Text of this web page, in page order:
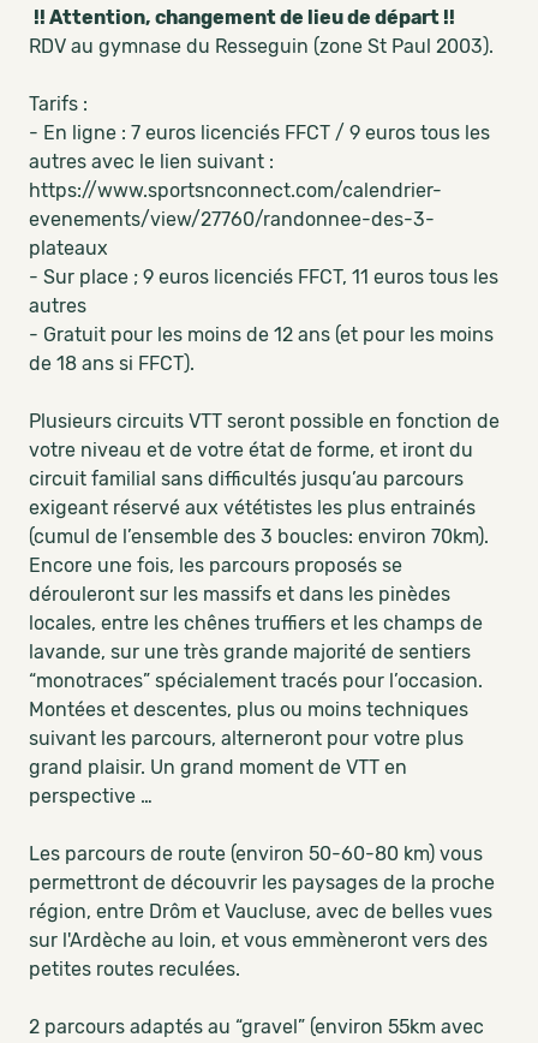
!! Attention, changement de lieu de départ !!
RDV au gymnase du Resseguin (zone St Paul 2003).
Tarifs :
- En ligne : 7 euros licenciés FFCT / 9 euros tous les
autres avec le lien suivant :
https://www.sportsnconnect.com/calendrier-
evenements/view/27760/randonnee-des-3-
plateaux
- Sur place ; 9 euros licenciés FFCT, 11 euros tous les
autres
- Gratuit pour les moins de 12 ans (et pour les moins
de 18 ans si FFCT).
Plusieurs circuits VTT seront possible en fonction de
votre niveau et de votre état de forme, et iront du
circuit familial sans difficultés jusqu’au parcours
exigeant réservé aux vététistes les plus entrainés
(cumul de l’ensemble des 3 boucles: environ 70km).
Encore une fois, les parcours proposés se
dérouleront sur les massifs et dans les pinèdes
locales, entre les chênes truffiers et les champs de
lavande, sur une très grande majorité de sentiers
“monotraces” spécialement tracés pour l’occasion.
Montées et descentes, plus ou moins techniques
suivant les parcours, alterneront pour votre plus
grand plaisir. Un grand moment de VTT en
perspective …
Les parcours de route (environ 50-60-80 km) vous
permettront de découvrir les paysages de la proche
région, entre Drôm et Vaucluse, avec de belles vues
sur l'Ardèche au loin, et vous emmèneront vers des
petites routes reculées.
2 parcours adaptés au “gravel” (environ 55km avec